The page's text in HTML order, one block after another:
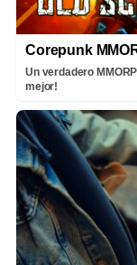
Corepunk
Un verdadero
mejor!